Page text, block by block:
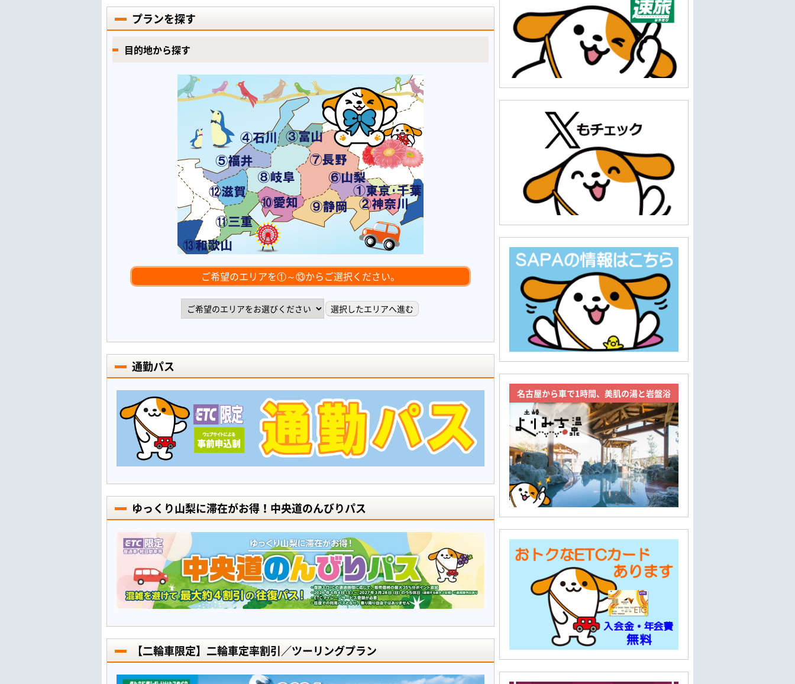
プランを探す
目的地から探す
ご希望のエリアを①～⑬からご選択ください。
通勤パス
ゆっくり山梨に滞在がお得！中央道のんびりパス
【二輪車限定】二輪車定率割引／ツーリングプラン
名古屋から車で1時間、美肌の湯と岩盤浴